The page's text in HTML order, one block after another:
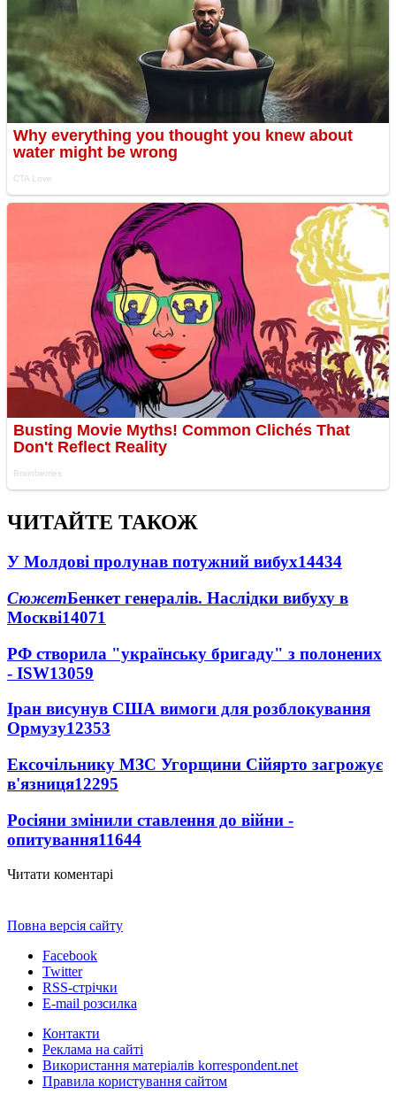
ЧИТАЙТЕ ТАКОЖ
У Молдові пролунав потужний вибух14434
СюжетБенкет генералів. Наслідки вибуху в
Москві14071
РФ створила "українську бригаду" з полонених
- ISW13059
Іран висунув США вимоги для розблокування
Ормузу12353
Ексочільнику МЗС Угорщини Сійярто загрожує
в'язниця12295
Росіяни змінили ставлення до війни -
опитування11644
Читати коментарі
Повна версія сайту
Facebook
Twitter
RSS-стрічки
E-mail розсилка
Контакти
Реклама на сайті
Використання матеріалів korrespondent.net
Правила користування сайтом